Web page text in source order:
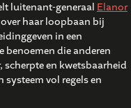
luitenant-generaal Elanor
haar loopbaan bij
in een
benoemen die anderen
en kwetsbaarheid
vol regels en